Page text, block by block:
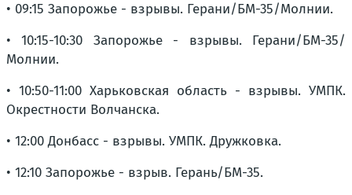
• 09:15 Запорожье - взрывы. Герани/БМ-35/Молнии.
• 10:15-10:30 Запорожье - взрывы. Герани/БМ-35/
Молнии.
• 10:50-11:00 Харьковская область - взрывы. УМПК.
Окрестности Волчанска.
• 12:00 Донбасс - взрывы. УМПК. Дружковка.
• 12:10 Запорожье - взрыв. Герань/БМ-35.